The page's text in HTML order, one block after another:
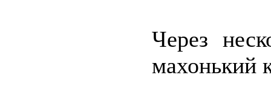
Через
махонький